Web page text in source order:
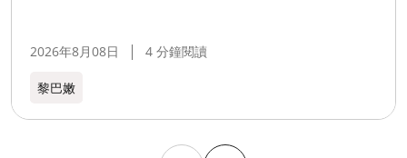
2026年8月08日 4 分鐘閱讀
黎巴嫩​